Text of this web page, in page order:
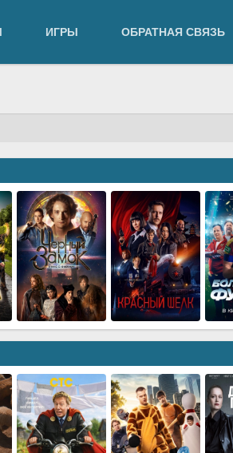
ИГРЫ ОБРАТНАЯ СВЯЗЬ